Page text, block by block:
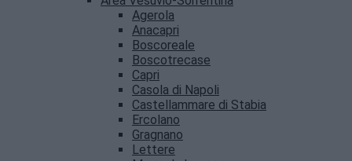
Agerola
Anacapri
Boscoreale
Boscotrecase
Capri
Casola di Napoli
Castellammare di Stabia
Ercolano
Gragnano
Lettere